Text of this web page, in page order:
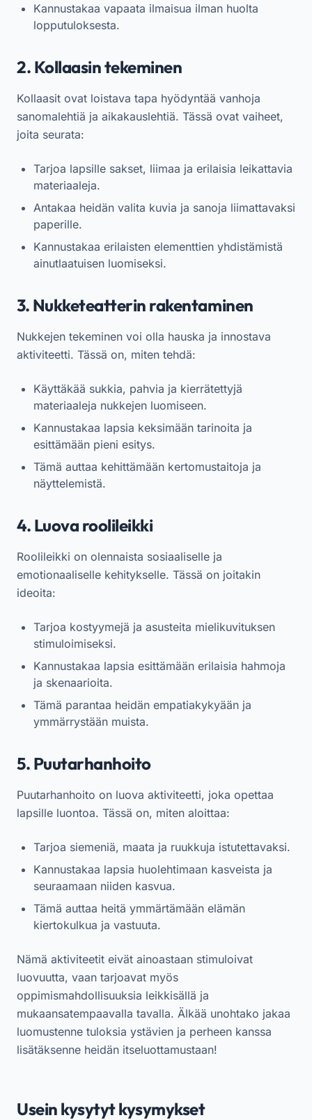
Kannustakaa vapaata ilmaisua ilman huolta
lopputuloksesta.
2. Kollaasin tekeminen
Kollaasit ovat loistava tapa hyödyntää vanhoja
sanomalehtiä ja aikakauslehtiä. Tässä ovat vaiheet,
joita seurata:
Tarjoa lapsille sakset, liimaa ja erilaisia leikattavia
materiaaleja.
Antakaa heidän valita kuvia ja sanoja liimattavaksi
paperille.
Kannustakaa erilaisten elementtien yhdistämistä
ainutlaatuisen luomiseksi.
3. Nukketeatterin rakentaminen
Nukkejen tekeminen voi olla hauska ja innostava
aktiviteetti. Tässä on, miten tehdä:
Käyttäkää sukkia, pahvia ja kierrätettyjä
materiaaleja nukkejen luomiseen.
Kannustakaa lapsia keksimään tarinoita ja
esittämään pieni esitys.
Tämä auttaa kehittämään kertomustaitoja ja
näyttelemistä.
4. Luova roolileikki
Roolileikki on olennaista sosiaaliselle ja
emotionaaliselle kehitykselle. Tässä on joitakin
ideoita:
Tarjoa kostyymejä ja asusteita mielikuvituksen
stimuloimiseksi.
Kannustakaa lapsia esittämään erilaisia hahmoja
ja skenaarioita.
Tämä parantaa heidän empatiakykyään ja
ymmärrystään muista.
5. Puutarhanhoito
Puutarhanhoito on luova aktiviteetti, joka opettaa
lapsille luontoa. Tässä on, miten aloittaa:
Tarjoa siemeniä, maata ja ruukkuja istutettavaksi.
Kannustakaa lapsia huolehtimaan kasveista ja
seuraamaan niiden kasvua.
Tämä auttaa heitä ymmärtämään elämän
kiertokulkua ja vastuuta.
Nämä aktiviteetit eivät ainoastaan stimuloivat
luovuutta, vaan tarjoavat myös
oppimismahdollisuuksia leikkisällä ja
mukaansatempaavalla tavalla. Älkää unohtako jakaa
luomustenne tuloksia ystävien ja perheen kanssa
lisätäksenne heidän itseluottamustaan!
Usein kysytyt kysymykset